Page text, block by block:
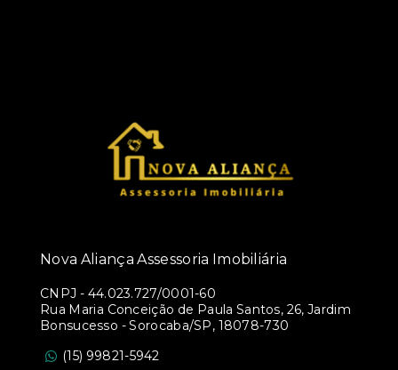
Nova Aliança Assessoria Imobiliária
CNPJ - 44.023.727/0001-60
Rua Maria Conceição de Paula Santos, 26, Jardim
Bonsucesso - Sorocaba/SP, 18078-730
(15) 99821-5942